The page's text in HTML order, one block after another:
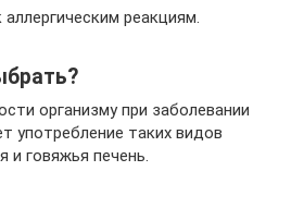
реакциям.
организму при заболевании
употребление таких видов
и говяжья печень.